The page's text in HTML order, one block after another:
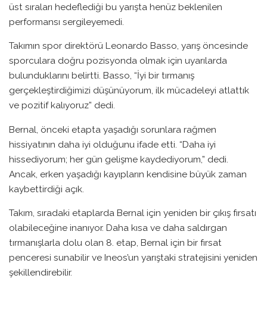
üst sıraları hedeflediği bu yarışta henüz beklenilen
performansı sergileyemedi.
Takımın spor direktörü Leonardo Basso, yarış öncesinde
sporculara doğru pozisyonda olmak için uyarılarda
bulunduklarını belirtti. Basso, “İyi bir tırmanış
gerçekleştirdiğimizi düşünüyorum, ilk mücadeleyi atlattık
ve pozitif kalıyoruz” dedi.
Bernal, önceki etapta yaşadığı sorunlara rağmen
hissiyatının daha iyi olduğunu ifade etti. “Daha iyi
hissediyorum; her gün gelişme kaydediyorum,” dedi.
Ancak, erken yaşadığı kayıpların kendisine büyük zaman
kaybettirdiği açık.
Takım, sıradaki etaplarda Bernal için yeniden bir çıkış fırsatı
olabileceğine inanıyor. Daha kısa ve daha saldırgan
tırmanışlarla dolu olan 8. etap, Bernal için bir fırsat
penceresi sunabilir ve Ineos’un yarıştaki stratejisini yeniden
şekillendirebilir.